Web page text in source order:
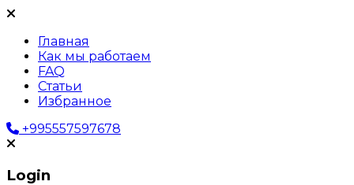
Главная
Как мы работаем
FAQ
Статьи
Избранное
+995557597678
Login